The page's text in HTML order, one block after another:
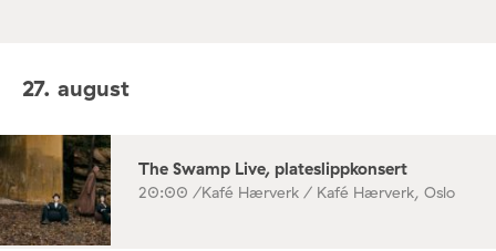
27. august
The Swamp Live, plateslippkonsert
20:00 /Kafé Hærverk / Kafé Hærverk, Oslo